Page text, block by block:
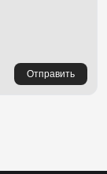
Отправить